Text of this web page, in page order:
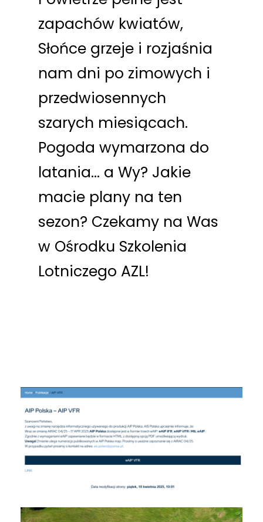
zapachów kwiatów,
Słońce grzeje i rozjaśnia
nam dni po zimowych i
przedwiosennych
szarych miesiącach.
Pogoda wymarzona do
latania… a Wy? Jakie
macie plany na ten
sezon? Czekamy na Was
w Ośrodku Szkolenia
Lotniczego AZL!